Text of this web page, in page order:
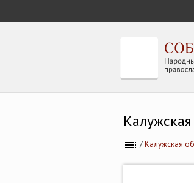
/Калужская